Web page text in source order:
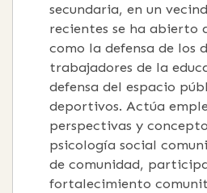
secundaria, en un
recientes se ha abierto
como la defensa de los
trabajadores de la
defensa del espacio
deportivos. Actúa
perspectivas y
psicología social
de comunidad,
fortalecimiento